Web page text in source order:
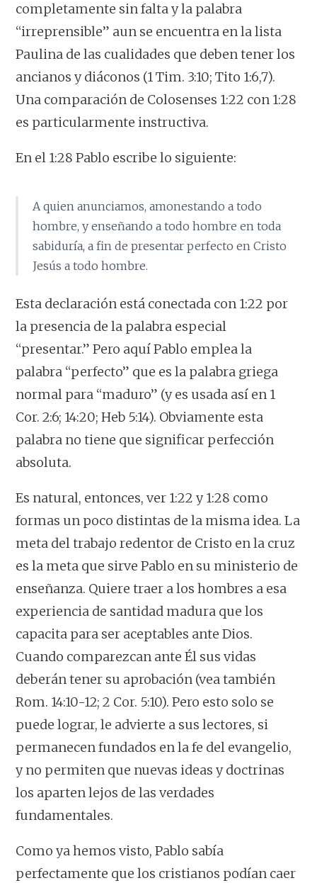
completamente sin falta y la palabra
“irreprensible” aun se encuentra en la lista
Paulina de las cualidades que deben tener los
ancianos y diáconos (1 Tim. 3:10; Tito 1:6,7).
Una comparación de Colosenses 1:22 con 1:28
es particularmente instructiva.
En el 1:28 Pablo escribe lo siguiente:
A quien anunciamos, amonestando a todo
hombre, y enseñando a todo hombre en toda
sabiduría, a fin de presentar perfecto en Cristo
Jesús a todo hombre.
Esta declaración está conectada con 1:22 por
la presencia de la palabra especial
“presentar.” Pero aquí Pablo emplea la
palabra “perfecto” que es la palabra griega
normal para “maduro” (y es usada así en 1
Cor. 2:6; 14:20; Heb 5:14). Obviamente esta
palabra no tiene que significar perfección
absoluta.
Es natural, entonces, ver 1:22 y 1:28 como
formas un poco distintas de la misma idea. La
meta del trabajo redentor de Cristo en la cruz
es la meta que sirve Pablo en su ministerio de
enseñanza. Quiere traer a los hombres a esa
experiencia de santidad madura que los
capacita para ser aceptables ante Dios.
Cuando comparezcan ante Él sus vidas
deberán tener su aprobación (vea también
Rom. 14:10-12; 2 Cor. 5:10). Pero esto solo se
puede lograr, le advierte a sus lectores, si
permanecen fundados en la fe del evangelio,
y no permiten que nuevas ideas y doctrinas
los aparten lejos de las verdades
fundamentales.
Como ya hemos visto, Pablo sabía
perfectamente que los cristianos podían caer